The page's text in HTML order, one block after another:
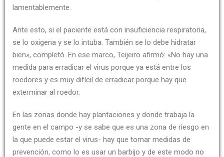
lamentablemente.
Ante esto, si el paciente está con insuficiencia respiratoria,
se lo oxigena y se lo intuba. También se lo debe hidratar
bien», completó. En ese marco, Teijeiro afirmó: «No hay una
medida para erradicar el virus porque ya está entre los
roedores y es muy difícil de erradicar porque hay que
exterminar al roedor.
En las zonas donde hay plantaciones y donde trabaja la
gente en el campo -y se sabe que es una zona de riesgo en
la que puede estar el virus- hay que tomar medidas de
prevención, como lo es usar un barbijo y de este modo no